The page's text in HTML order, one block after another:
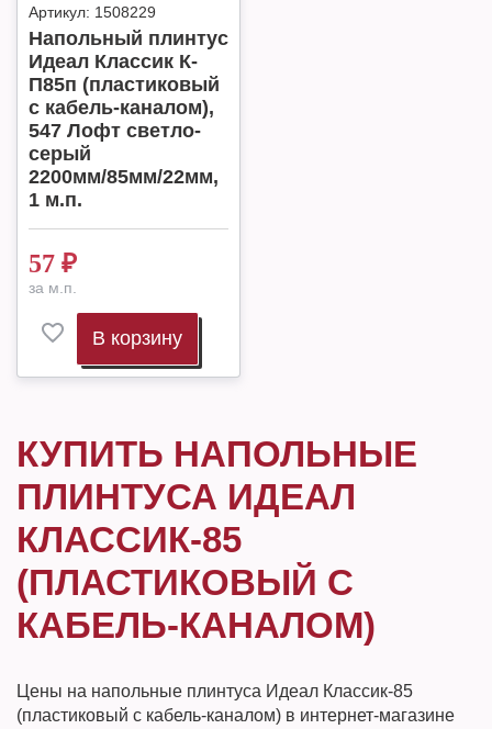
Артикул: 1508229
Напольный плинтус
Идеал Классик К-
П85п (пластиковый
с кабель-каналом),
547 Лофт светло-
серый
2200мм/85мм/22мм,
1 м.п.
57 ₽
за м.п.
В корзину
КУПИТЬ НАПОЛЬНЫЕ
ПЛИНТУСА ИДЕАЛ
КЛАССИК-85
(ПЛАСТИКОВЫЙ С
КАБЕЛЬ-КАНАЛОМ)
Цены на напольные плинтуса Идеал Классик-85
(пластиковый с кабель-каналом) в интернет-магазине